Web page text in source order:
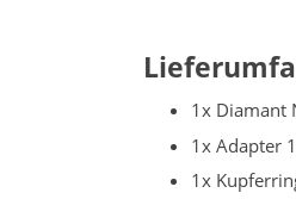
1x Diamant
1x Adapter
1x